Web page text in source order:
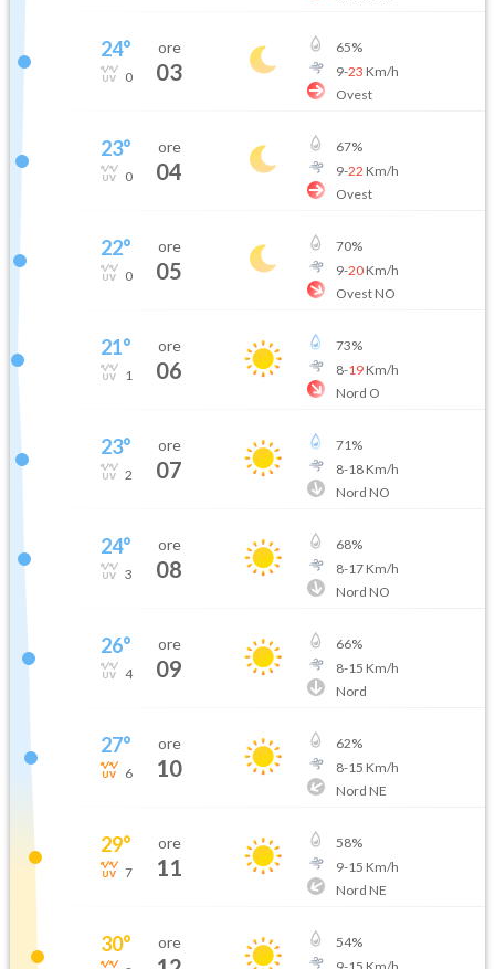
24°
0
ore
03
65%
9-23 Km/h
Ovest
23°
0
ore
04
67%
9-22 Km/h
Ovest
22°
0
ore
05
70%
9-20Km/h
Ovest NO
21°
1
ore
06
73%
8-19Km/h
Nord O
23°
2
ore
07
71%
8-18Km/h
Nord NO
24°
3
ore
08
68%
8-17Km/h
Nord NO
26°
4
ore
09
66%
8-15 Km/h
Nord
27°
6
ore
10
62%
8-15 Km/h
Nord NE
29°
7
ore
11
58%
9-15 Km/h
Nord NE
30° ore 54%